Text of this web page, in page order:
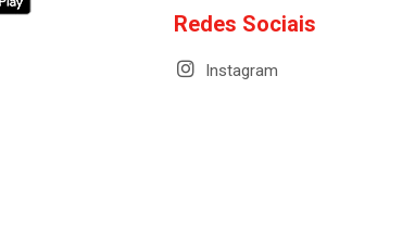
Redes Sociais
Instagram